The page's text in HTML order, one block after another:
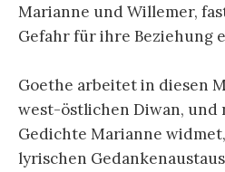
Marianne und Willemer,
Gefahr für ihre Beziehung
Goethe arbeitet in diesen
west-östlichen Diwan, und
Gedichte Marianne
lyrischen